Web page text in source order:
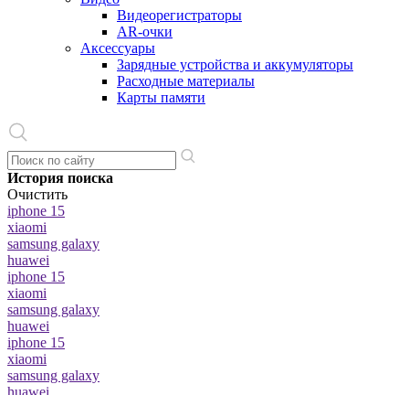
Видеорегистраторы
AR-очки
Аксессуары
Зарядные устройства и аккумуляторы
Расходные материалы
Карты памяти
История поиска
Очистить
iphone 15
xiaomi
samsung galaxy
huawei
iphone 15
xiaomi
samsung galaxy
huawei
iphone 15
xiaomi
samsung galaxy
huawei